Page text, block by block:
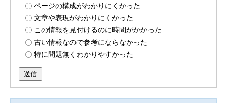
ページの構成がわかりにくかった
文章や表現がわかりにくかった
この情報を見付けるのに時間がかかった
古い情報なので参考にならなかった
特に問題無くわかりやすかった
送信